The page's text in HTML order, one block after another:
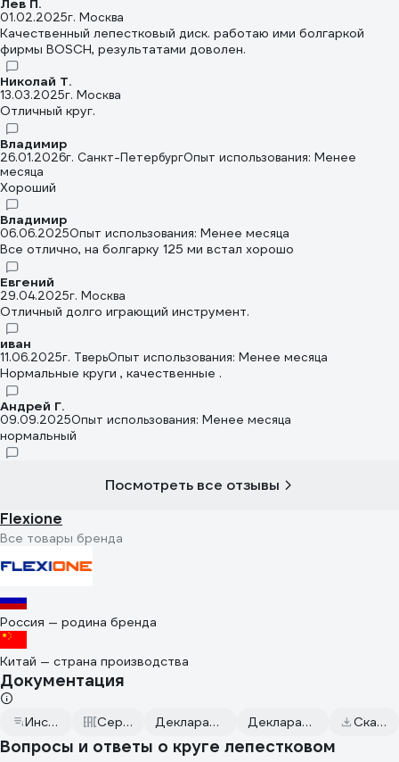
Лев П.
01.02.2025г. Москва
Качественный лепестковый диск. работаю ими болгаркой
фирмы BOSCH, результатами доволен.
Николай Т.
13.03.2025г. Москва
Отличный круг.
Владимир
26.01.2026г. Санкт-ПетербургОпыт использования: Менее
месяца
Хороший
Владимир
06.06.2025Опыт использования: Менее месяца
Все отлично, на болгарку 125 ми встал хорошо
Евгений
29.04.2025г. Москва
Отличный долго играющий инструмент.
иван
11.06.2025г. ТверьОпыт использования: Менее месяца
Нормальные круги , качественные .
Андрей Г.
09.09.2025Опыт использования: Менее месяца
нормальный
Посмотреть все отзывы
Flexione
Все товары бренда
Россия — родина бренда
Китай — страна производства
Документация
Инструкция по эксплуатации Сертификаты соответствия Декларация о соответствии от 2024.06.28 Декларация о соответствии от 2023.12.04 Скачать всю документацию
Вопросы и ответы о круге лепестковом